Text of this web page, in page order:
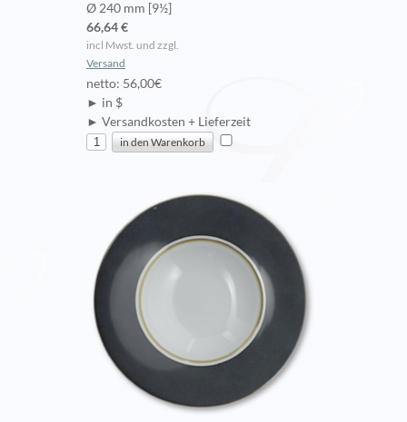
Ø 240 mm [9½]
66,64 €
incl Mwst. und zzgl.
Versand
netto: 56,00€
► in $
► Versandkosten + Lieferzeit